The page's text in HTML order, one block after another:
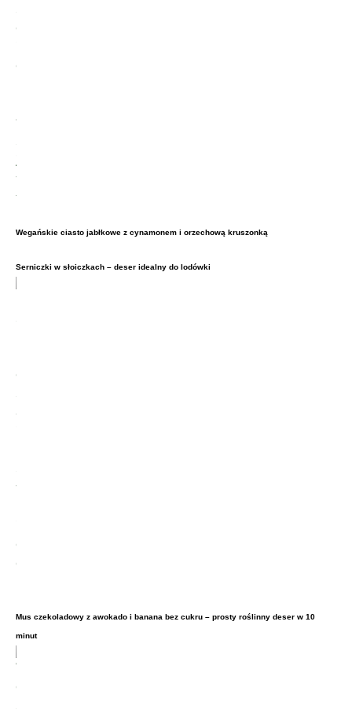
Wegańskie ciasto jabłkowe z cynamonem i orzechową kruszonką
Serniczki w słoiczkach – deser idealny do lodówki
Mus czekoladowy z awokado i banana bez cukru – prosty roślinny deser w 10
minut